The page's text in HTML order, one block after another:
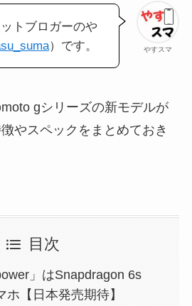
やすスマ
トブロガーのや
）です。
gシリーズの新モデルが
やスペックをまとめておき
目次
」はSnapdragon 6s
ホ【日本発売期待】